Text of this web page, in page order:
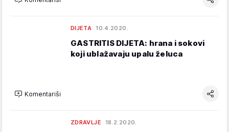
DIJETA 10.4.2020.
GASTRITIS DIJETA: hrana i sokovi
koji ublažavaju upalu želuca
Komentariši
ZDRAVLJE 18.2.2020.